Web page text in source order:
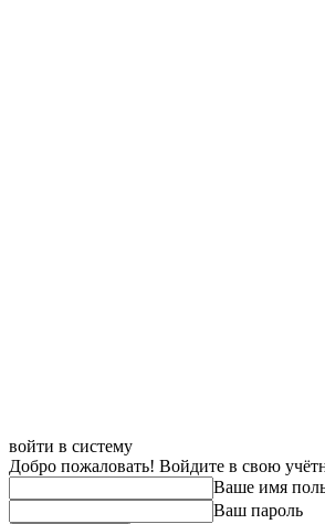
войти в систему
Добро пожаловать! Войдите в свою
Ваше имя
Ваш пароль